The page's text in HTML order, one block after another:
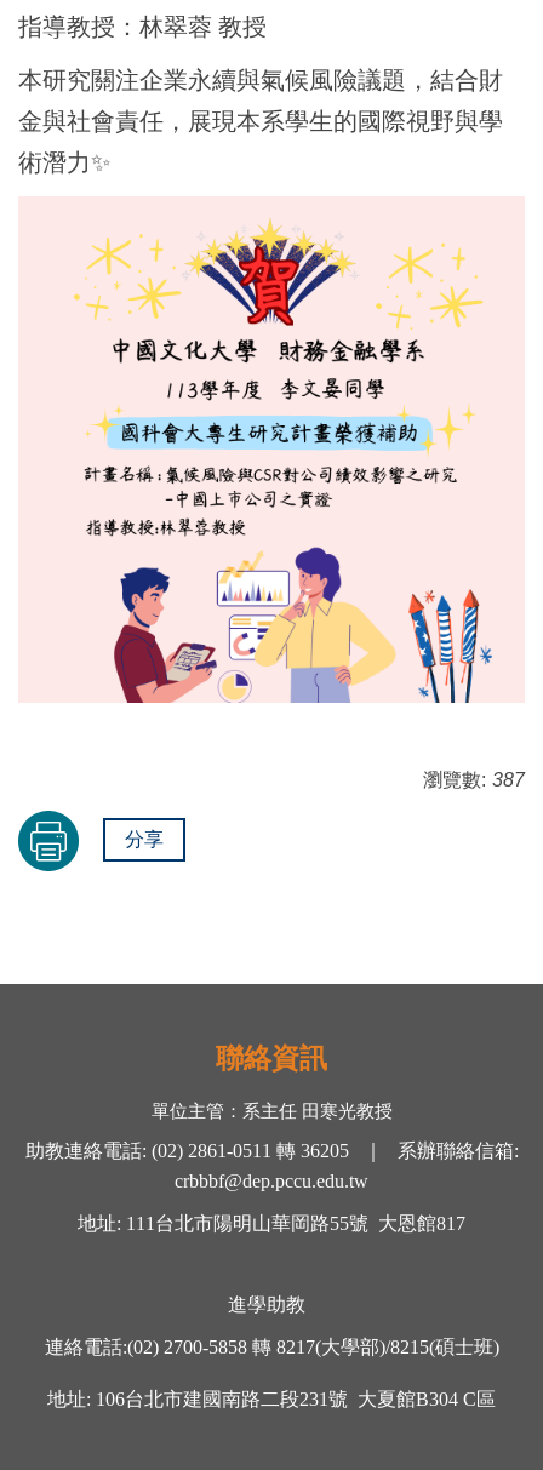
指導教授：林翠蓉 教授
本研究關注企業永續與氣候風險議題，結合財
金與社會責任，展現本系學生的國際視野與學
術潛力✨
瀏覽數: 387
分享
聯絡資訊
單位主管： 系主任 田寒光教授
助教連絡電話: (02) 2861-0511 轉36205 ｜ 系辦聯絡信箱:
crbbbf@dep.pccu.edu.tw
地址: 111 台北市陽明山華岡路55號 大恩館817
進學助教
連絡電話:(02) 2700-5858 轉 8217(大學部)/8215(碩士班)
地址: 106台北市建國南路二段231號 大夏館B304 C區